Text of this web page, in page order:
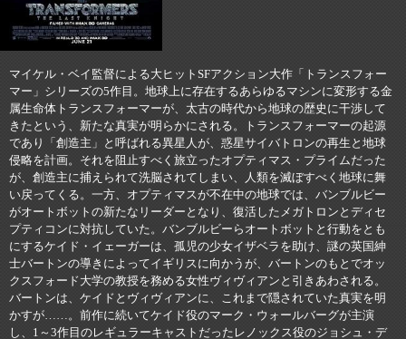
マイケル・ベイ監督による大ヒットSFアクション大作「トランスフォー
マー」シリーズの5作目。地球上に存在するあらゆるマシンに変形する金
属生命体トランスフォーマーが、太古の時代から地球の歴史に干渉して
きたという、新たな真実が明らかにされる。トランスフォーマーの起源
であり「創造主」と呼ばれる異星人が、惑星サイバトロンの再生と地球
侵略を計画。それを阻止すべく旅立ったオプティマス・プライムだった
が、創造主に捕えられて洗脳されてしまい、人類を滅ぼすべく地球に舞
い戻ってくる。一方、オプティマスが不在中の地球では、バンブルビー
がオートボットの新たなリーダーとなり、復活したメガトロンとディセ
プティコンに対抗していた。バンブルビーらオートボットと行動をとも
にするケイド・イェーガーは、孤児の少女イザベラを助け、謎の英国紳
士バートンの導きによってイギリスに向かうが、バートンのもとでオッ
クスフォード大学の教授を務める女性ヴィヴィアンと引きあわされる。
バートンは、ケイドとヴィヴィアンに、これまで隠されていた真実を明
かすが……。前作に続いてケイド役のマーク・ウォールバーグが主演
し、1～3作目のレギュラーキャストだったレノックス役のジョシュ・デ